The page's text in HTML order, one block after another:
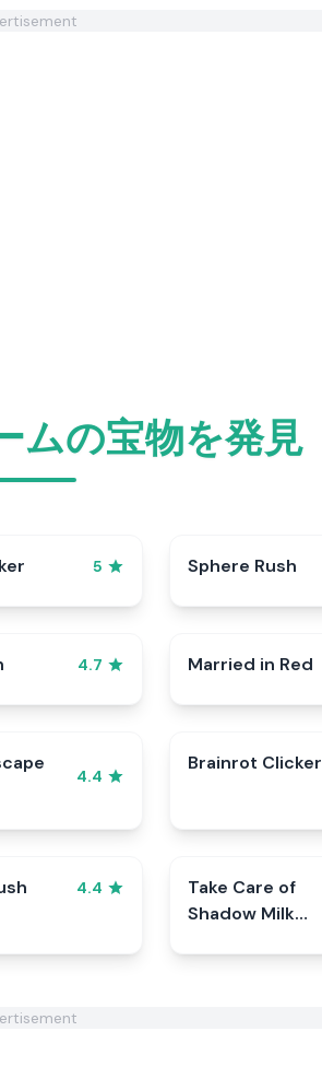
ムの宝物を発見
5 Sphere Rush
4.7 Married in Red
4.4
Brainrot Clicker
4.4
Take Care of
Shadow Milk